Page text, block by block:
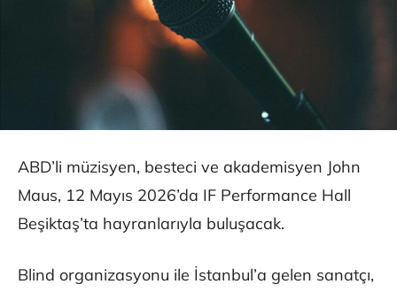
ABD’li müzisyen, besteci ve akademisyen John
Maus, 12 Mayıs 2026’da IF Performance Hall
Beşiktaş’ta hayranlarıyla buluşacak.
Blind organizasyonu ile İstanbul’a gelen sanatçı,